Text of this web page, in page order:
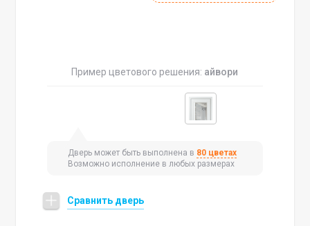
Пример цветового решения: айвори
Дверь может быть выполнена в 80 цветах
Возможно исполнение в любых размерах
Сравнить дверь